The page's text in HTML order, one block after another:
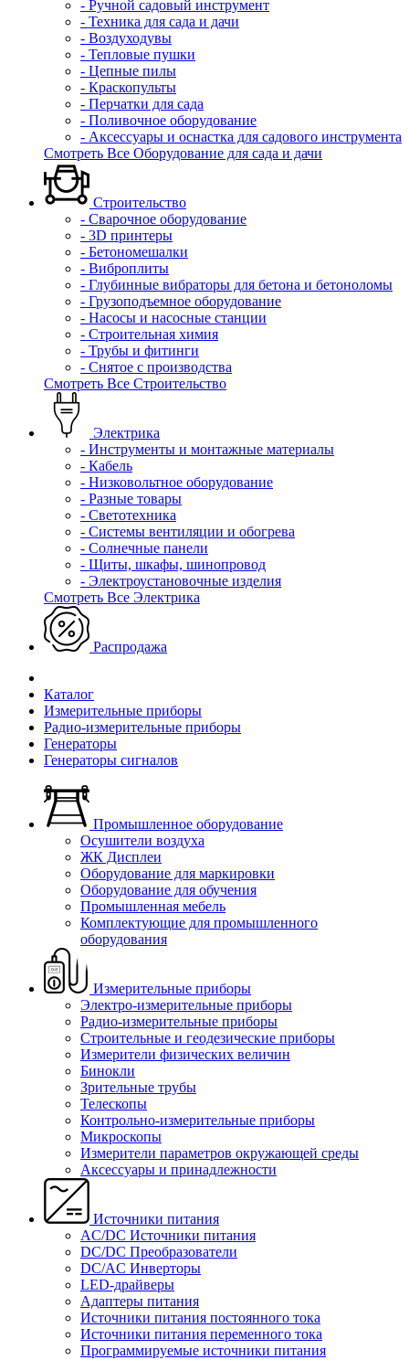
- Ручной садовый инструмент
- Техника для сада и дачи
- Воздуходувы
- Тепловые пушки
- Цепные пилы
- Краскопульты
- Перчатки для сада
- Поливочное оборудование
- Аксессуары и оснастка для садового инструмента
Смотреть Все Оборудование для сада и дачи
Строительство
- Сварочное оборудование
- 3D принтеры
- Бетономешалки
- Виброплиты
- Глубинные вибраторы для бетона и бетоноломы
- Грузоподъемное оборудование
- Насосы и насосные станции
- Строительная химия
- Трубы и фитинги
- Снятое с производства
Смотреть Все Строительство
Электрика
- Инструменты и монтажные материалы
- Кабель
- Низковольтное оборудование
- Разные товары
- Светотехника
- Системы вентиляции и обогрева
- Солнечные панели
- Щиты, шкафы, шинопровод
- Электроустановочные изделия
Смотреть Все Электрика
Распродажа
Каталог
Измерительные приборы
Радио-измерительные приборы
Генераторы
Генераторы сигналов
Промышленное оборудование
Осушители воздуха
ЖК Дисплеи
Оборудование для маркировки
Оборудование для обучения
Промышленная мебель
Комплектующие для промышленного
оборудования
Измерительные приборы
Электро-измерительные приборы
Радио-измерительные приборы
Строительные и геодезические приборы
Измерители физических величин
Бинокли
Зрительные трубы
Телескопы
Контрольно-измерительные приборы
Микроскопы
Измерители параметров окружающей среды
Аксессуары и принадлежности
Источники питания
AC/DC Источники питания
DC/DC Преобразователи
DC/AC Инверторы
LED-драйверы
Адаптеры питания
Источники питания постоянного тока
Источники питания переменного тока
Программируемые источники питания